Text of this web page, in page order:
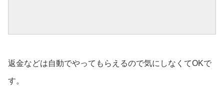
返金などは自動でやってもらえるので気にしなくてOKで
す。